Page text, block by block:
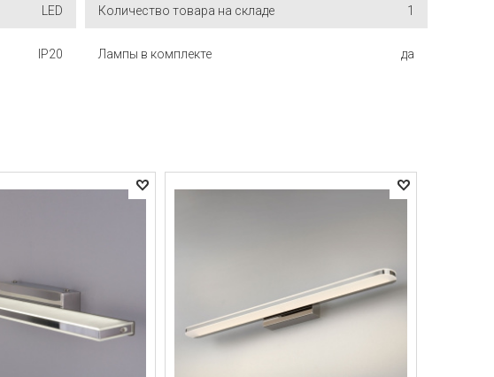
LED Количество товара на складе 1
IP20 Лампы в комплекте да